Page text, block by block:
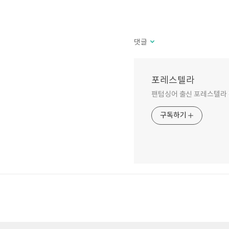
댓글
포레스텔라
팬텀싱어 출신 포레스텔라
구독하기